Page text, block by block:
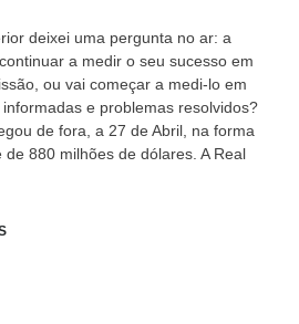
deixei uma pergunta no ar: a
a medir o seu sucesso em
ou vai começar a medi-lo em
e problemas resolvidos?
de fora, a 27 de Abril, na forma
de 880 milhões de dólares. A Real